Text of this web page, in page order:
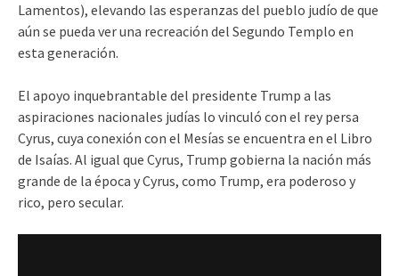
Lamentos), elevando las esperanzas del pueblo judío de que
aún se pueda ver una recreación del Segundo Templo en
esta generación.
El apoyo inquebrantable del presidente Trump a las
aspiraciones nacionales judías lo vinculó con el rey persa
Cyrus, cuya conexión con el Mesías se encuentra en el Libro
de Isaías. Al igual que Cyrus, Trump gobierna la nación más
grande de la época y Cyrus, como Trump, era poderoso y
rico, pero secular.